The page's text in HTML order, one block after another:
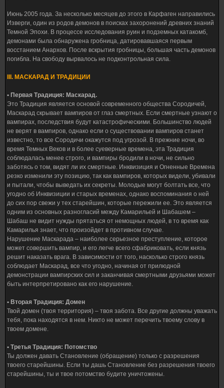
Июнь 2005 года. За несколько месяцев до этого в Карфаген направились
Изверги, один из родов демонов в поисках захоронений древних знаний
Темной Эпохи. В процессе исследования руин и подземных катакомб,
демонами была обнаружена гробница, датировавшаяся первым
восстанием Анархов. После вскрытия гробницы, большая часть демонов
погибла. На свободу вырвалось не подконтрольная сила.
III. МАСКАРАД И ТРАДИЦИИ
• Первая Традиция: Маскарад.
Это Традиция является основой современного общества Сородичей,
Маскарад скрывает вампиров от глаз смертных. Если смертные узнают о
вампирах, последствия будут катастрофическими. Большинство людей
не верят в вампиров, однако если о существовании вампиров станет
известно, то все Сородичи окажутся под угрозой. В прежние ночи, во
время Темных Веков и в более суеверные времена, эта Традиция
соблюдалась менее строго, и вампиры бродили в ночи, не сильно
заботясь о том, видят ли их смертные. Инквизиция и Огненные Времена
резко изменили эту позицию, так как вампиров, которых видели, убивали
и пытали, чтобы выведать их секреты. Молодые могут болтать все, что
угодно об Инквизиции и старых временах, однако воспоминания о ней
до сих пор свежи у тех старейшин, которые пережили ее. Это является
одним из основных разногласий между Камарильей и Шабашем –
Шабаш не видит нужды прятаться от немощных людей, в то время как
Камарилья знает, что произойдет в противном случае.
Нарушение Маскарада – наиболее серьезное преступление, которое
может совершить вампир, и его легче всего сфабриковать, если князь
решит наказать врага. В зависимости от того, насколько строго князь
соблюдает Маскарад, все что угодно, начиная от прилюдной
демонстрации вампирских сил и заканчивая смертными друзьями может
быть интерпретировано как его нарушение.
• Вторая Традиция: Домен
Твой домен (твоя территория) – твоя забота. Все другие должны уважать
тебя, пока находятся в нем. Никто не может перечить твоему слову в
твоем домене.
• Третья Традиция: Потомство
Ты должен давать Становление (обращение) только с разрешения
твоего старейшины. Если ты дашь Становление без разрешения твоего
старейшины, ты и твое потомство будите уничтожены.